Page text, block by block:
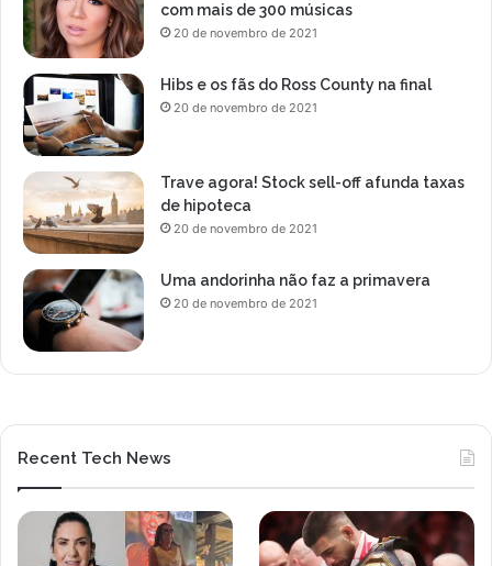
com mais de 300 músicas
20 de novembro de 2021
Hibs e os fãs do Ross County na final
20 de novembro de 2021
Trave agora! Stock sell-off afunda taxas
de hipoteca
20 de novembro de 2021
Uma andorinha não faz a primavera
20 de novembro de 2021
Recent Tech News